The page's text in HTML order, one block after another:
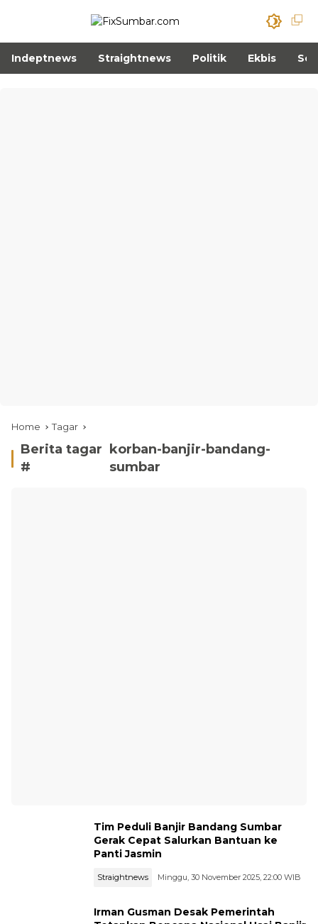
Indeptnews Straightnews Politik Ekbis
Home Tagar
Berita tagar
#
korban-banjir-bandang-
sumbar
Tim Peduli Banjir Bandang Sumbar
Gerak Cepat Salurkan Bantuan ke
Panti Jasmin
Straightnews Minggu, 30 November 2025, 22:00 WIB
Irman Gusman Desak Pemerintah